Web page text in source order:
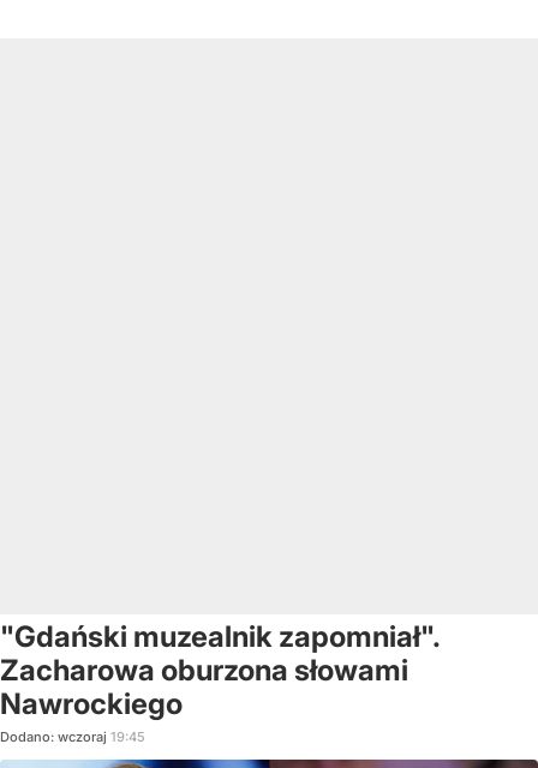
"Gdański muzealnik zapomniał".
Zacharowa oburzona słowami
Nawrockiego
Dodano: wczoraj 19:45